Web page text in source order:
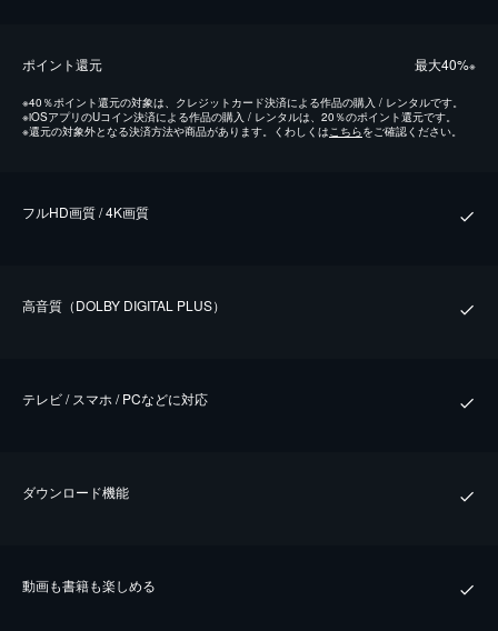
ポイント還元 最⼤40%※
※40％ポイント還元の対象は、クレジットカード決済による作品の購入 / レンタルです。
※iOSアプリのUコイン決済による作品の購入 / レンタルは、20％のポイント還元です。
※還元の対象外となる決済方法や商品があります。くわしくはこちらをご確認ください。
フルHD画質 / 4K画質
⾼⾳質（DOLBY DIGITAL PLUS）
テレビ / スマホ / PCなどに対応
ダウンロード機能
動画も書籍も楽しめる